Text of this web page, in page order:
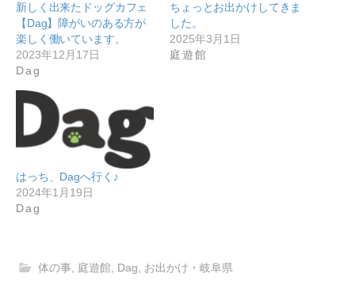
新しく出来たドッグカフェ
【Dag】障がいのある方が
楽しく働いています。
2023年12月17日
Dag
ちょっとお出かけしてきま
した。
2025年3月1日
庭遊館
はっち、Dagへ行く♪
2024年1月19日
Dag
体の事, 庭遊館, Dag, お出かけ・岐阜県